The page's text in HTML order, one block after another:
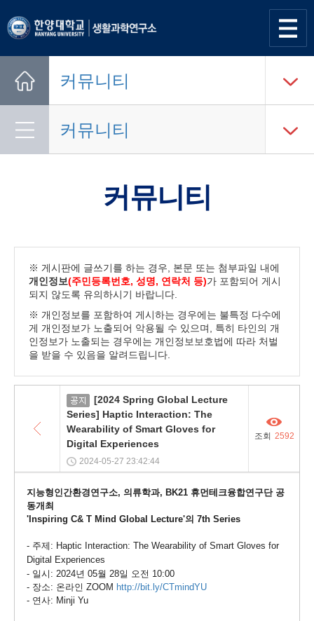
커뮤니티
커뮤니티
커뮤니티
※ 게시판에 글쓰기를 하는 경우, 본문 또는 첨부파일 내에
개인정보(주민등록번호, 성명, 연락처 등)가 포함되어 게시
되지 않도록 유의하시기 바랍니다.
※ 개인정보를 포함하여 게시하는 경우에는 불특정 다수에
게 개인정보가 노출되어 악용될 수 있으며, 특히 타인의 개
인정보가 노출되는 경우에는 개인정보보호법에 따라 처벌
을 받을 수 있음을 알려드립니다.
공
지
[2024 Spring Global Lecture
Series] Haptic Interaction: The
Wearability of Smart Gloves for
Digital Experiences
조회 2592
2024-05-27 23:42:44
지능형인간환경연구소, 의류학과, BK21 휴먼테크융합연구단 공
동개최
' Inspiring C& T Mind Global Lecture'의 7th Series
- 주제: Haptic Interaction: The Wearability of Smart Gloves for
Digital Experiences
- 일시: 2024년 05월 28일 오전 10:00
- 장소: 온라인 ZOOM http://bit.ly/CTmindYU
- 연사: Minji Yu